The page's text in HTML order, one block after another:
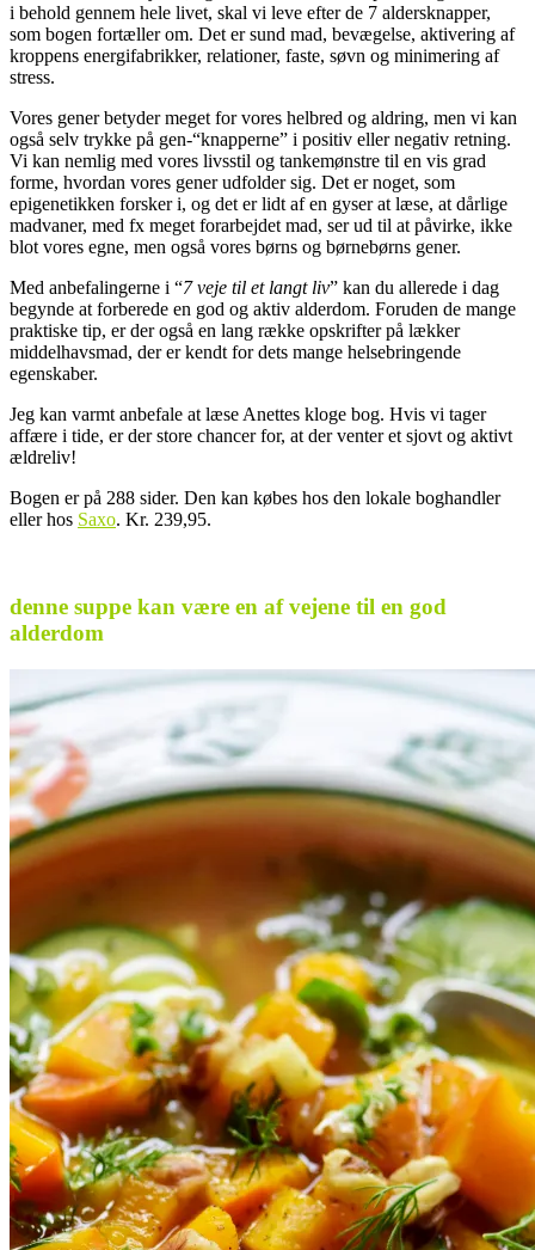
i behold gennem hele livet, skal vi leve efter de 7 aldersknapper,
som bogen fortæller om. Det er sund mad, bevægelse, aktivering af
kroppens energifabrikker, relationer, faste, søvn og minimering af
stress.
Vores gener betyder meget for vores helbred og aldring, men vi kan
også selv trykke på gen-“knapperne” i positiv eller negativ retning.
Vi kan nemlig med vores livsstil og tankemønstre til en vis grad
forme, hvordan vores gener udfolder sig. Det er noget, som
epigenetikken forsker i, og det er lidt af en gyser at læse, at dårlige
madvaner, med fx meget forarbejdet mad, ser ud til at påvirke, ikke
blot vores egne, men også vores børns og børnebørns gener.
Med anbefalingerne i “7 veje til et langt liv” kan du allerede i dag
begynde at forberede en god og aktiv alderdom. Foruden de mange
praktiske tip, er der også en lang række opskrifter på lækker
middelhavsmad, der er kendt for dets mange helsebringende
egenskaber.
Jeg kan varmt anbefale at læse Anettes kloge bog. Hvis vi tager
affære i tide, er der store chancer for, at der venter et sjovt og aktivt
ældreliv!
Bogen er på 288 sider. Den kan købes hos den lokale boghandler
eller hos Saxo. Kr. 239,95.
denne suppe kan være en af vejene til en god
alderdom